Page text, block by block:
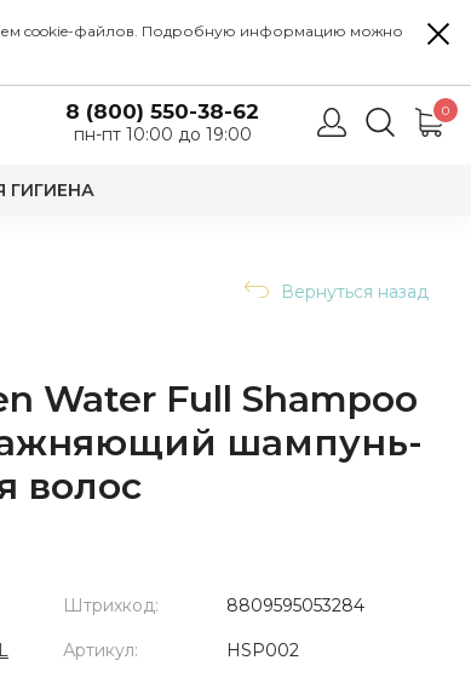
cookie-файлов. Подробную информацию можно
8 (800) 550-38-62
пн-пт 10:00 до 19:00
0
ГИГИЕНА
Вернуться назад
Water Full Shampoo
шампунь-
волос
Штрихкод: 8809595053284
Артикул: HSP002